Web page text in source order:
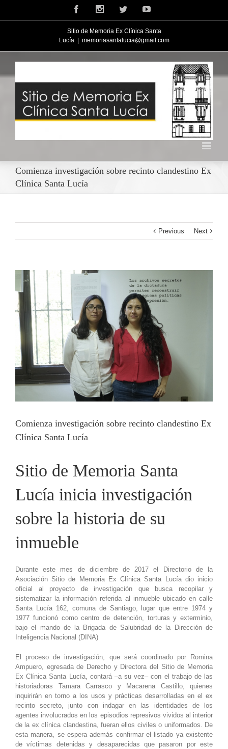
FacebookInstagramTwitterYoutube
Sitio de Memoria Ex Clínica Santa
Lucía
memoriasantalucia@gmail.com
Comienza investigación sobre recinto clandestino Ex
Clínica Santa Lucía
Previous Next
View
Larger
Image
Comienza investigación sobre recinto clandestino Ex
Clínica Santa Lucía
Sitio de Memoria Santa
Lucía inicia investigación
sobre la historia de su
inmueble
Durante este mes de diciembre de 2017 el Directorio de la
Asociación Sitio de Memoria Ex Clínica Santa Lucía dio inicio
oficial al proyecto de investigación que busca recopilar y
sistematizar la información referida al inmueble ubicado en calle
Santa Lucía 162, comuna de Santiago, lugar que entre 1974 y
1977 funcionó como centro de detención, torturas y exterminio,
bajo el mando de la Brigada de Salubridad de la Dirección de
Inteligencia Nacional (DINA)
El proceso de investigación, que será coordinado por Romina
Ampuero, egresada de Derecho y Directora del Sitio de Memoria
Ex Clínica Santa Lucía, contará –a su vez– con el trabajo de las
historiadoras Tamara Carrasco y Macarena Castillo, quienes
inquirirán en torno a los usos y prácticas desarrolladas en el ex
recinto secreto, junto con indagar en las identidades de los
agentes involucrados en los episodios represivos vividos al interior
de la ex clínica clandestina, fueran ellos civiles o uniformados. De
esta manera, se espera además confirmar el listado ya existente
de víctimas detenidas y desaparecidas que pasaron por este